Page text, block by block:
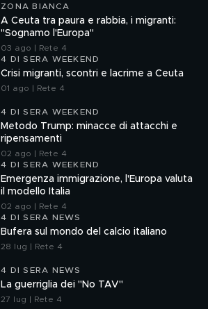
ZONA BIANCA
A Ceuta tra paura e rabbia, i migranti:
"Sognamo l'Europa"
03 ago | Rete 4
4 DI SERA WEEKEND
Crisi migranti, scontri e lacrime a Ceuta
01 ago | Rete 4
4 DI SERA WEEKEND
Metodo Trump: minacce di attacchi e
ripensamenti
02 ago | Rete 4
4 DI SERA WEEKEND
Emergenza immigrazione, l'Europa valuta
il modello Italia
02 ago | Rete 4
4 DI SERA NEWS
Bufera sul mondo del calcio italiano
28 lug | Rete 4
4 DI SERA NEWS
La guerriglia dei "No TAV"
27 lug | Rete 4